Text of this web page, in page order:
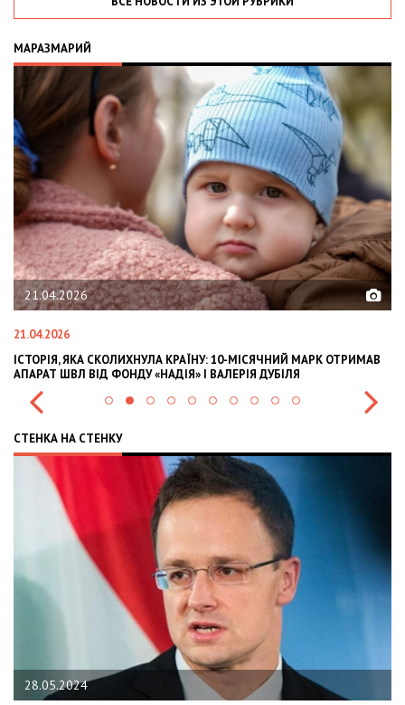
МАРАЗМАРИЙ
21.04.2026
21.04.2026
ІСТОРІЯ, ЯКА СКОЛИХНУЛА КРАЇНУ: 10-МІСЯЧНИЙ МАРК ОТРИМАВ
АПАРАТ ШВЛ ВІД ФОНДУ «НАДІЯ» І ВАЛЕРІЯ ДУБІЛЯ
СТЕНКА НА СТЕНКУ
28.05.2024